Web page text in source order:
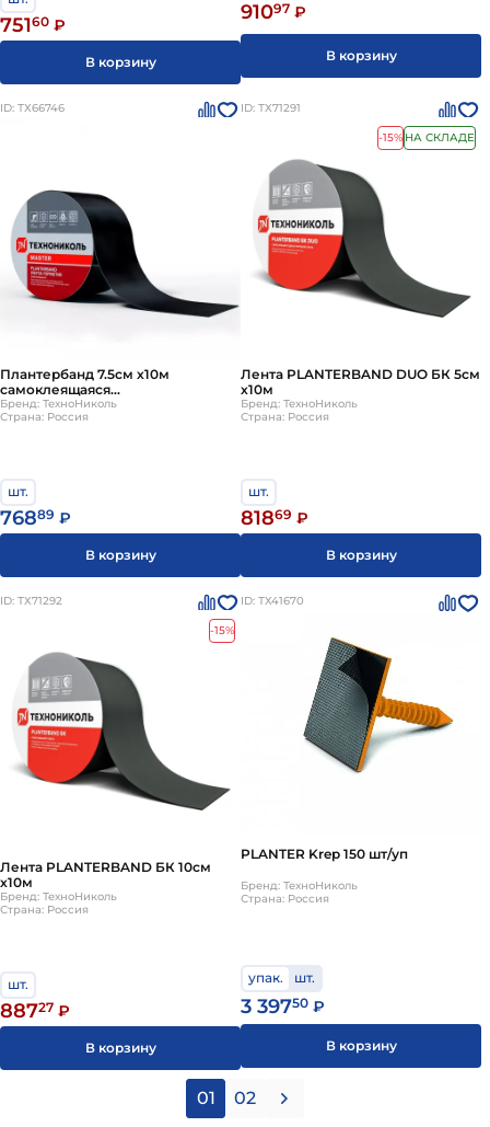
75160 ₽
В корзину
91097 ₽
В корзину
ID: ТХ66746
Плантербанд 7.5см х10м
самоклеящаяся
герметизирующая лента
Planterband ТехноНИКОЛЬ
Бренд: ТехноНиколь
Страна: Россия
шт.
76889 ₽
В корзину
ID: ТХ71291
-15% НА СКЛАДЕ
Лента PLANTERBAND DUO БК 5см
х10м
Бренд: ТехноНиколь
Страна: Россия
шт.
81869 ₽
В корзину
ID: ТХ71292
-15%
Лента PLANTERBAND БК 10см
х10м
Бренд: ТехноНиколь
Страна: Россия
шт.
88727 ₽
В корзину
ID: ТХ41670
PLANTER Krep 150 шт/уп
Бренд: ТехноНиколь
Страна: Россия
упак. шт.
3 39750 ₽
В корзину
01 02